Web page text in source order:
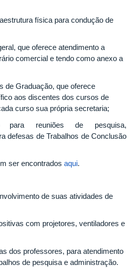
física para condução de
que oferece atendimento a
comercial e tendo como anexo a
de Graduação, que oferece
aos discentes dos cursos de
curso sua própria secretaria;
para reuniões de pesquisa,
defesas de Trabalhos de Conclusão
ser encontrados aqui.
de suas atividades de
com projetores, ventiladores e
dos professores, para atendimento
de pesquisa e administração.